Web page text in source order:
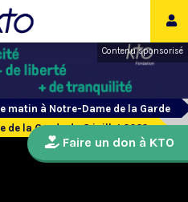
Contenu sponsorisé
matin à Notre-Dame de la Garde
de la Garde du 8 juillet 2022
Faire un don à KTO